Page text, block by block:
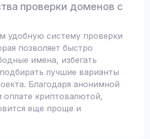
проверки доменов с
удобную систему проверки
позволяет быстро
имена, избегать
лучшие варианты
Благодаря анонимной
оплате криптовалютой,
еще проще и